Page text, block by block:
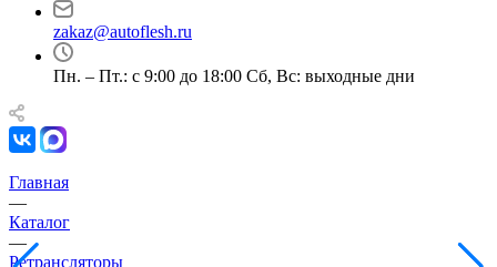
zakaz@autoflesh.ru
Пн. – Пт.: с 9:00 до 18:00 Cб, Вс: выходные дни
Главная
—
Каталог
—
Ретрансляторы